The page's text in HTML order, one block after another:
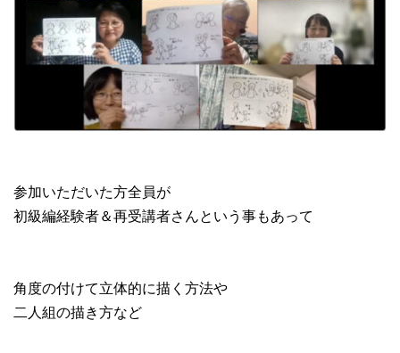
参加いただいた方全員が
初級編経験者＆再受講者さんという事もあって
角度の付けて立体的に描く方法や
二人組の描き方など